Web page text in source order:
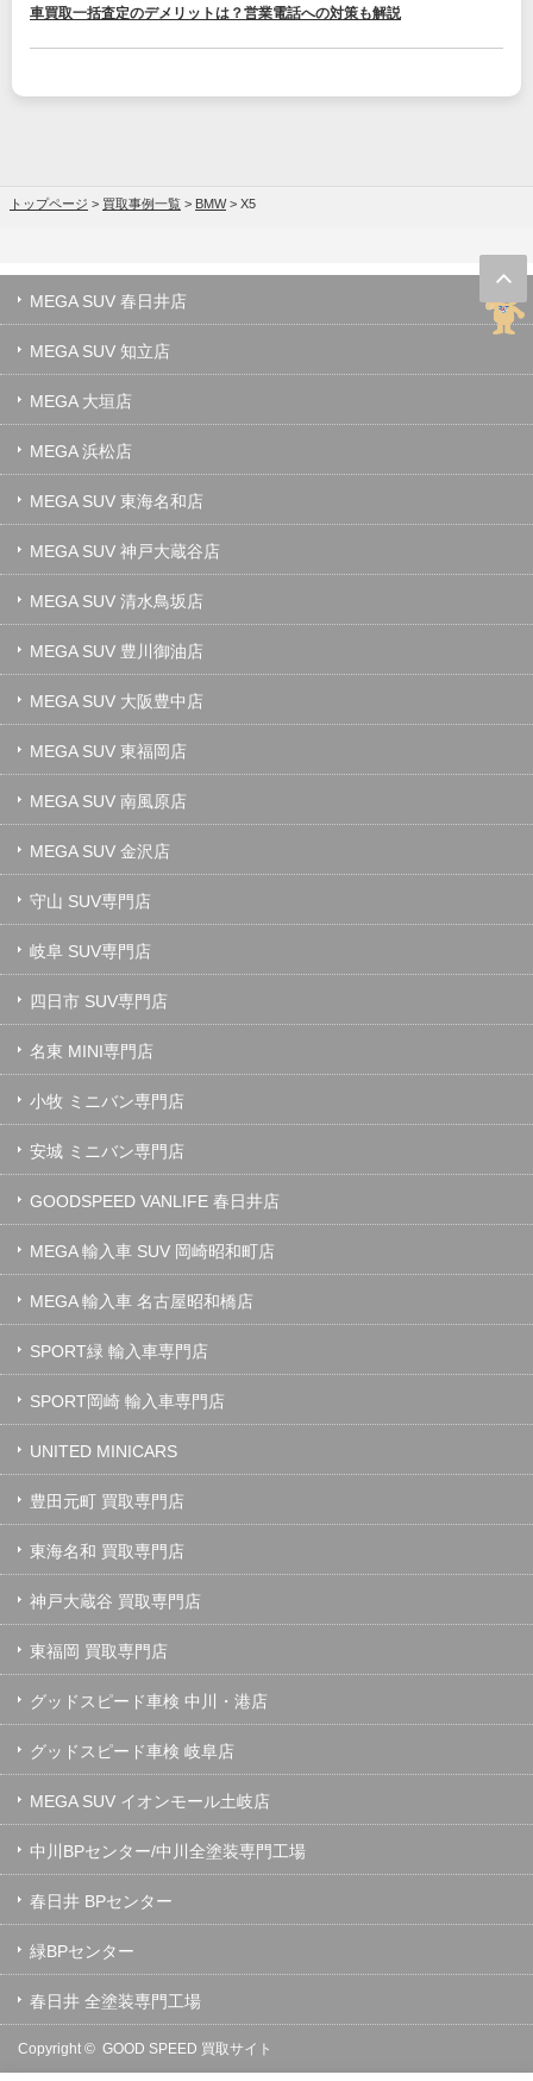
車買取一括査定のデメリットは？営業電話への対策も解説
トップページ > 買取事例一覧 > BMW> X5
MEGA SUV 春日井店
MEGA SUV 知立店
MEGA 大垣店
MEGA 浜松店
MEGA SUV 東海名和店
MEGA SUV 神戸大蔵谷店
MEGA SUV 清水鳥坂店
MEGA SUV 豊川御油店
MEGA SUV 大阪豊中店
MEGA SUV 東福岡店
MEGA SUV 南風原店
MEGA SUV 金沢店
守山 SUV専門店
岐阜 SUV専門店
四日市 SUV専門店
名東 MINI専門店
小牧 ミニバン専門店
安城 ミニバン専門店
GOODSPEED VANLIFE 春日井店
MEGA 輸入車 SUV 岡崎昭和町店
MEGA 輸入車 名古屋昭和橋店
SPORT緑 輸入車専門店
SPORT岡崎 輸入車専門店
UNITED MINICARS
豊田元町 買取専門店
東海名和 買取専門店
神戸大蔵谷 買取専門店
東福岡 買取専門店
グッドスピード車検 中川・港店
グッドスピード車検 岐阜店
MEGA SUV イオンモール土岐店
中川BPセンター/中川全塗装専門工場
春日井 BPセンター
緑BPセンター
春日井 全塗装専門工場
Copyright © GOOD SPEED 買取サイト